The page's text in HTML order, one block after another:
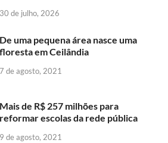
30 de julho, 2026
De uma pequena área nasce uma
floresta em Ceilândia
7 de agosto, 2021
Mais de R$ 257 milhões para
reformar escolas da rede pública
9 de agosto, 2021